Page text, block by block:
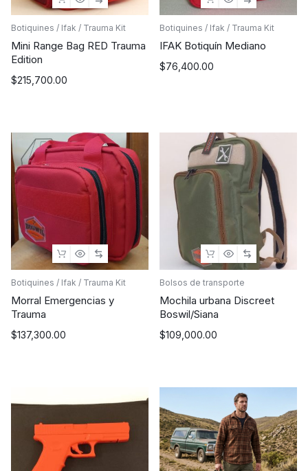
Botiquines / Ifak / Trauma Kit
Mini Range Bag RED Trauma
Edition
$215,700.00
Botiquines / Ifak / Trauma Kit
IFAK Botiquín Mediano
$76,400.00
Botiquines / Ifak / Trauma Kit
Morral Emergencias y
Trauma
$137,300.00
Bolsos de transporte
Mochila urbana Discreet
Boswil/Siana
$109,000.00